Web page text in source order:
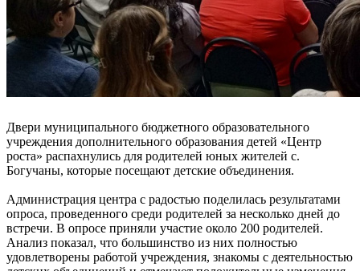
Двери муниципального бюджетного образовательного
учреждения дополнительного образования детей «Центр
роста» распахнулись для родителей юных жителей с.
Богучаны, которые посещают детские объединения.
Администрация центра с радостью поделилась результатами
опроса, проведенного среди родителей за несколько дней до
встречи. В опросе приняли участие около 200 родителей.
Анализ показал, что большинство из них полностью
удовлетворены работой учреждения, знакомы с деятельностью